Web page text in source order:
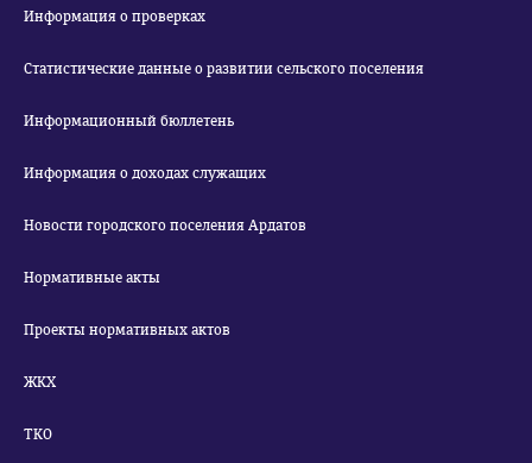
Информация о проверках
Статистические данные о развитии сельского поселения
Информационный бюллетень
Информация о доходах служащих
Новости городского поселения Ардатов
Нормативные акты
Проекты нормативных актов
ЖКХ
ТКО